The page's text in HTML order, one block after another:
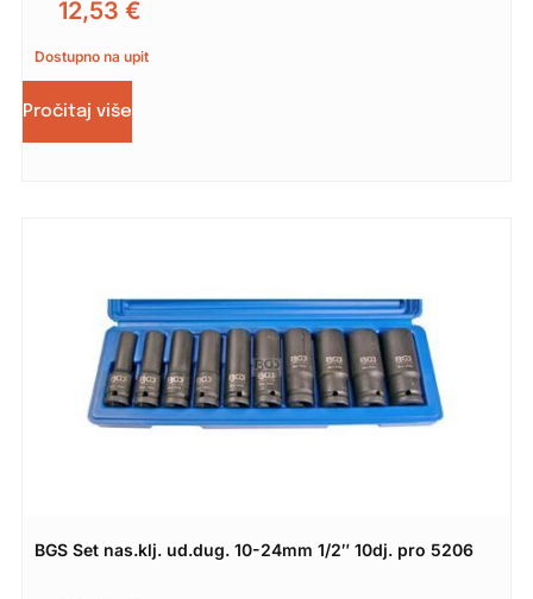
12,53 €
Dostupno na upit
Pročitaj više
BGS Set nas.klj. ud.dug. 10-24mm 1/2″ 10dj. pro 5206